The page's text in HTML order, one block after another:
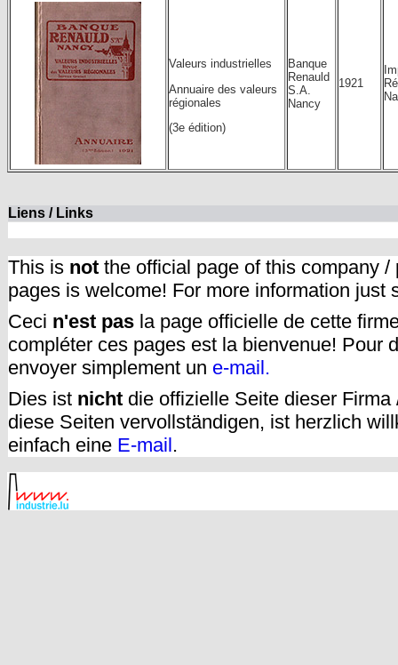
Valeurs industrielles
Annuaire des valeurs
régionales
(3e édition)
Banque
Renauld
S.A.
Nancy
1921
Liens / Links
This is not the official page of this company
pages is welcome! For more information just
Ceci n'est pas la page officielle de cette
compléter ces pages est la bienvenue! Pour
envoyer simplement un e-mail.
Dies ist nicht die offizielle Seite dieser
diese Seiten vervollständigen, ist herzlich
einfach eine E-mail.